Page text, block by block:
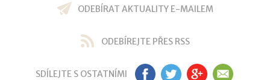
ODEBÍRAT AKTUALITY E-MAILEM
ODEBÍREJTE PŘES RSS
SDÍLEJTE S OSTATNÍMI FB TW GP EM